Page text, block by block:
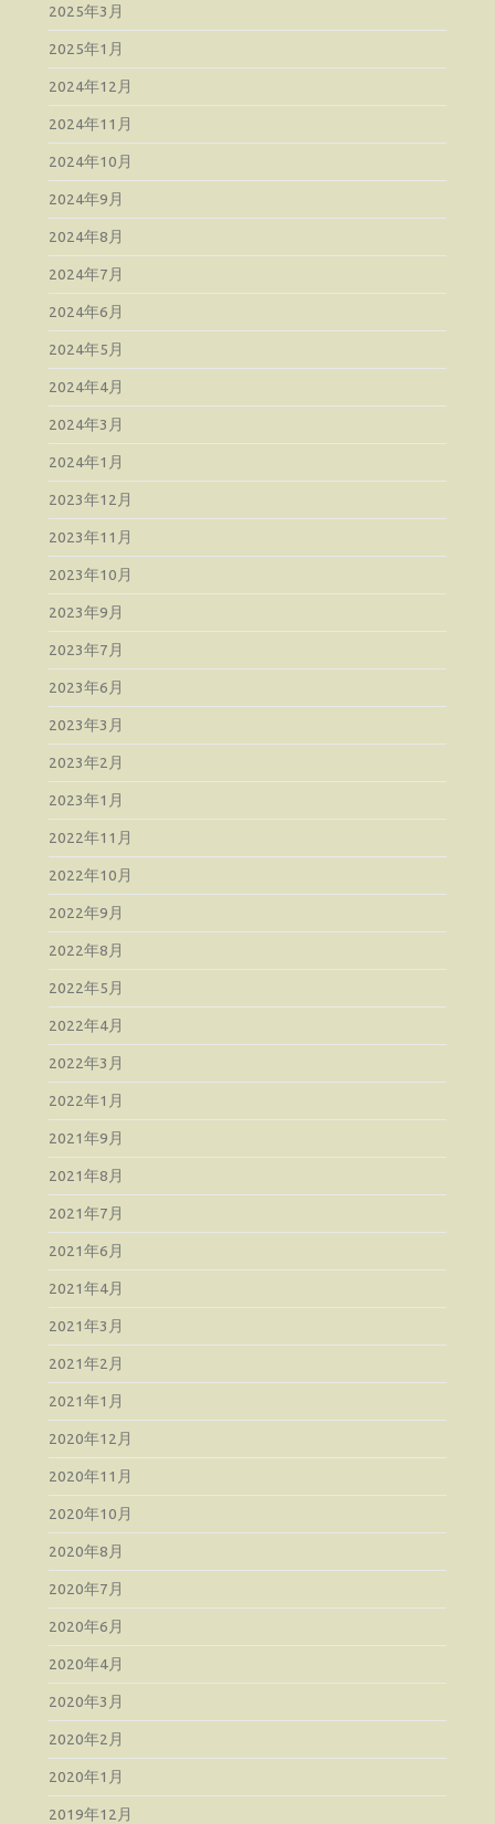
2025年3月
2025年1月
2024年12月
2024年11月
2024年10月
2024年9月
2024年8月
2024年7月
2024年6月
2024年5月
2024年4月
2024年3月
2024年1月
2023年12月
2023年11月
2023年10月
2023年9月
2023年7月
2023年6月
2023年3月
2023年2月
2023年1月
2022年11月
2022年10月
2022年9月
2022年8月
2022年5月
2022年4月
2022年3月
2022年1月
2021年9月
2021年8月
2021年7月
2021年6月
2021年4月
2021年3月
2021年2月
2021年1月
2020年12月
2020年11月
2020年10月
2020年8月
2020年7月
2020年6月
2020年4月
2020年3月
2020年2月
2020年1月
2019年12月